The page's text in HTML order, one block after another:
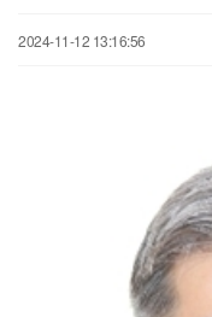
2024-11-12 13:16:56